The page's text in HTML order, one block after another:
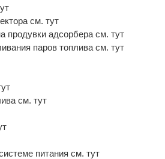
см. тут
продувки адсорбера см. тут
паров топлива см. тут
см. тут
питания см. тут